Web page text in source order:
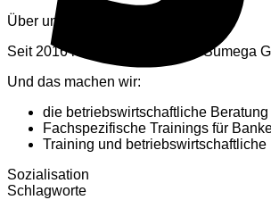
Über uns
Seit 2016 haben wir uns in der Sumega
Und das machen wir:
die betriebswirtschaftliche
Fachspezifische Trainings für
Training und
Sozialisation
Schlagworte